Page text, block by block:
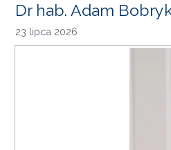
Dr hab. Adam
23 lipca 2026